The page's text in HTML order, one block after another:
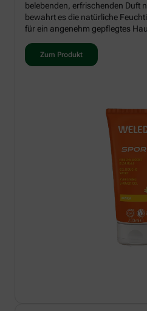
belebenden, erfrischenden Duft
bewahrt es die natürliche
für ein angenehm gepflegtes
Zum Produkt